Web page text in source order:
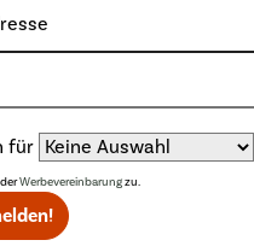
Dekoration
50% gespart
für
Werbevereinbarungzu.